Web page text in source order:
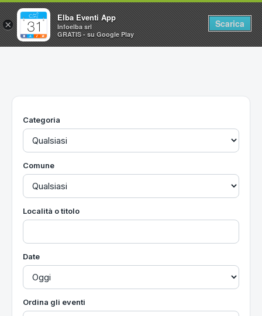
Home
Utilità
Categoria
Comune
Località o titolo
Date
Ordina gli eventi
×
Elba Eventi App
Infoelba srl
GRATIS - su Google Play
Scarica